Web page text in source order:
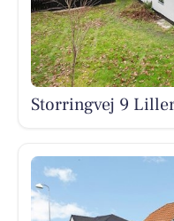
Storringvej 9